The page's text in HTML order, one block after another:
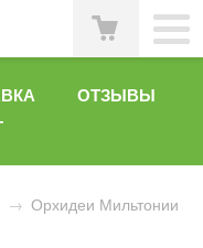
ОТЗЫВЫ
→ Орхидеи Мильтонии